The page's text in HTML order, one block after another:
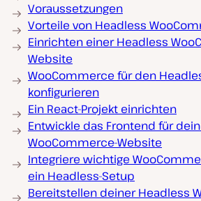
Voraussetzungen
Vorteile von Headless
Einrichten einer Headless
Website
WooCommerce für den
konfigurieren
Ein React-Projekt einrichten
Entwickle das Frontend für
WooCommerce-Website
Integriere wichtige
ein Headless-Setup
Bereitstellen deiner Headless